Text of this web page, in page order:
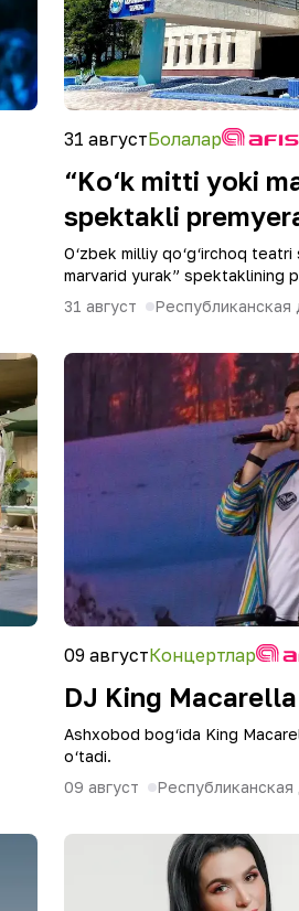
31 августБолалар
“Ko‘k mitti yoki
spektakli
O‘zbek milliy qo‘g‘irchoq
marvarid yurak” spektaklining
31 август
Республиканская
09 августКонцертлар
DJ King Macarella
Ashxobod bog‘ida King
o‘tadi.
09 август
Республиканская